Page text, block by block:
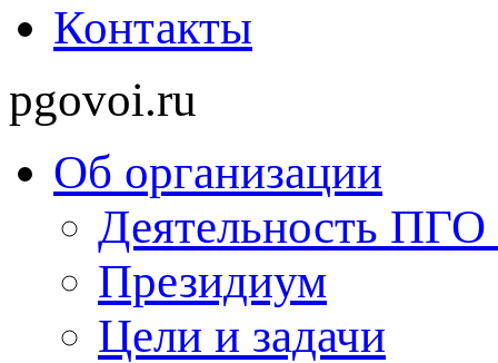
Контакты
pgovoi.ru
Об организации
Деятельность
Президиум
Цели и задачи